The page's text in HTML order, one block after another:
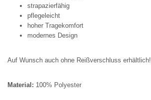
strapazierfähig
pflegeleicht
hoher Tragekomfort
modernes Design
Auf Wunsch auch ohne Reißverschluss erhältlich!
Material: 100% Polyester